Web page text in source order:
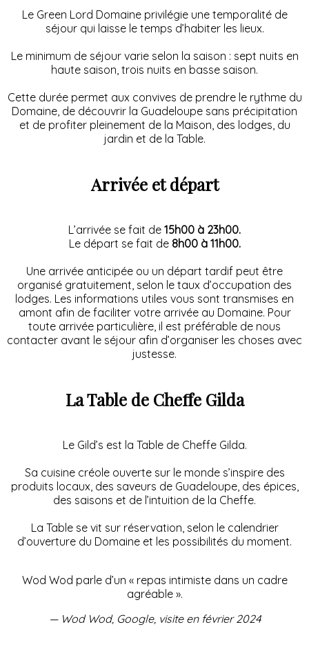
Le Green Lord Domaine privilégie une temporalité de
séjour qui laisse le temps d’habiter les lieux.
Le minimum de séjour varie selon la saison : sept nuits en
haute saison, trois nuits en basse saison.
Cette durée permet aux convives de prendre le rythme du
Domaine, de découvrir la Guadeloupe sans précipitation
et de profiter pleinement de la Maison, des lodges, du
jardin et de la Table.
Arrivée et départ
L’arrivée se fait de 15h00 à 23h00.
Le départ se fait de 8h00 à 11h00.
Une arrivée anticipée ou un départ tardif peut être
organisé gratuitement, selon le taux d’occupation des
lodges. Les informations utiles vous sont transmises en
amont afin de faciliter votre arrivée au Domaine. Pour
toute arrivée particulière, il est préférable de nous
contacter avant le séjour afin d’organiser les choses avec
justesse.
La Table de Cheffe Gilda
Le Gild’s est la Table de Cheffe Gilda.
Sa cuisine créole ouverte sur le monde s’inspire des
produits locaux, des saveurs de Guadeloupe, des épices,
des saisons et de l’intuition de la Cheffe.
La Table se vit sur réservation, selon le calendrier
d’ouverture du Domaine et les possibilités du moment.
Wod Wod parle d’un « repas intimiste dans un cadre
agréable ».
— Wod Wod, Google, visite en février 2024